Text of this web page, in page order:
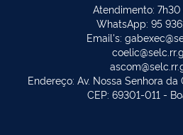
Atendimento: 7h30
WhatsApp: 95
Email's:
Endereço: Av. Nossa Senhora
CEP: 69301-011 -